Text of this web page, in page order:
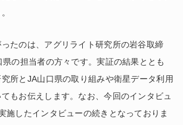
たのは、アグリライト研究所の岩谷取締
の担当者の方々です。実証の結果ととも
所とJA山口県の取り組みや衛星データ利用
もお伝えします。なお、今回のインタビュ
施したインタビューの続きとなっておりま